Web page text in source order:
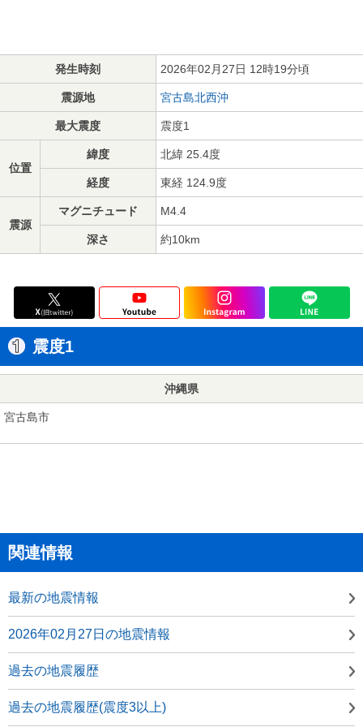
発生時刻 2026年02月27日 12時19分頃
震源地 宮古島北西沖
最大震度 震度1
位置
緯度 北緯 25.4度
経度 東経 124.9度
震源
マグニチュード M4.4
深さ 約10km
震度1
沖縄県
宮古島市
関連情報
最新の地震情報
2026年02月27日の地震情報
過去の地震履歴
過去の地震履歴(震度3以上)